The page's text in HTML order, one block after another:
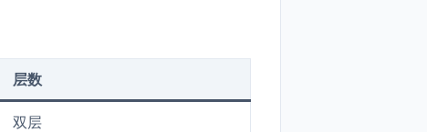
层数
双层